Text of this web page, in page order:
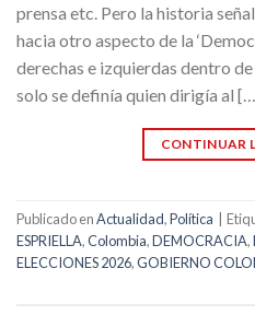
prensa etc. Pero la historia
hacia otro aspecto de la
derechas e izquierdas dentro
solo se definía quien dirigía al
CONTINUAR
Publicado enActualidad,Política
ESPRIELLA,Colombia,DEMOCRACIA,
ELECCIONES 2026,GOBIERNO